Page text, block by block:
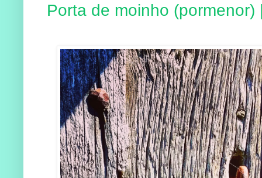
Porta de moinho (pormenor)